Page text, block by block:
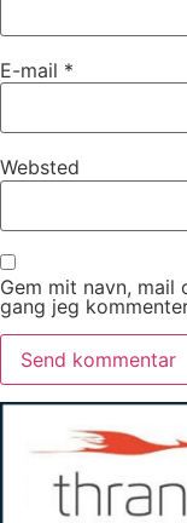
E-mail *
Websted
Gem mit navn,
gang jeg